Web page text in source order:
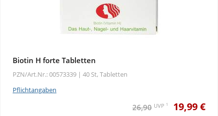
Biotin H forte Tabletten
PZN/Art.Nr.: 00573339 | 40 St, Tabletten
Pflichtangaben
26,90 UVP 1 19,99 €